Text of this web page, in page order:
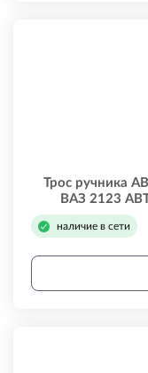
Трос ручника
ВАЗ 2123
наличие в сети